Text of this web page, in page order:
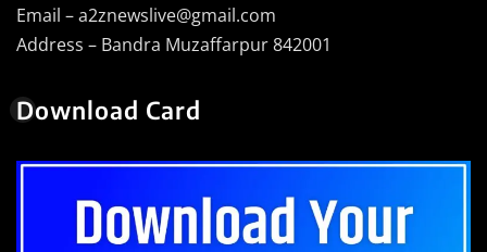
Email – a2znewslive@gmail.com
Address – Bandra Muzaffarpur 842001
Download Card